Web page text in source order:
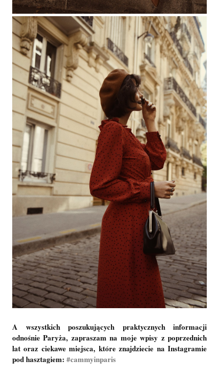
A wszystkich poszukujących praktycznych informacji
odnośnie Paryża, zapraszam na moje wpisy z poprzednich
lat oraz ciekawe miejsca, które znajdziecie na Instagramie
pod hasztagiem: #cammyinparis